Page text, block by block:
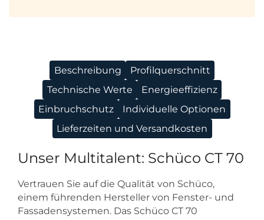
Beschreibung
Profilquerschnitt
Technische Werte
Energieeffizienz
Einbruchschutz
Individuelle Optionen
Lieferzeiten und Versandkosten
Unser Multitalent: Schüco CT 70
Vertrauen Sie auf die Qualität von Schüco,
einem führenden Hersteller von Fenster- und
Fassadensystemen. Das Schüco CT 70